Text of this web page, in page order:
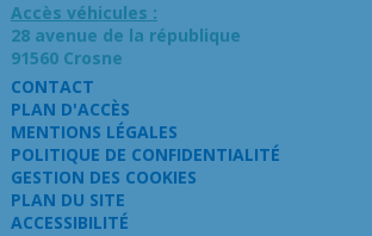
Accès véhicules :
28 avenue de la république
91560 Crosne
CONTACT
PLAN D'ACCÈS
MENTIONS LÉGALES
POLITIQUE DE CONFIDENTIALITÉ
GESTION DES COOKIES
PLAN DU SITE
ACCESSIBILITÉ